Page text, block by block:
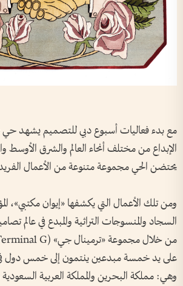
مع بدء فعاليات أسبوع دبي للتصميم يشهد
الإبداع من مختلف أنحاء العالم والشرق الأوسط
يحتضن الحي مجموعة متنوعة من الأعمال
ومن تلك الأعمال التي يكشفها «إيوان مكتبي»،
السجاد والمنسوجات التراثية والمبدع في عالم
على يد خمسة مبدعين ينتمون إلى خمس دول في
وهي: مملكة البحرين والمملكة العربية